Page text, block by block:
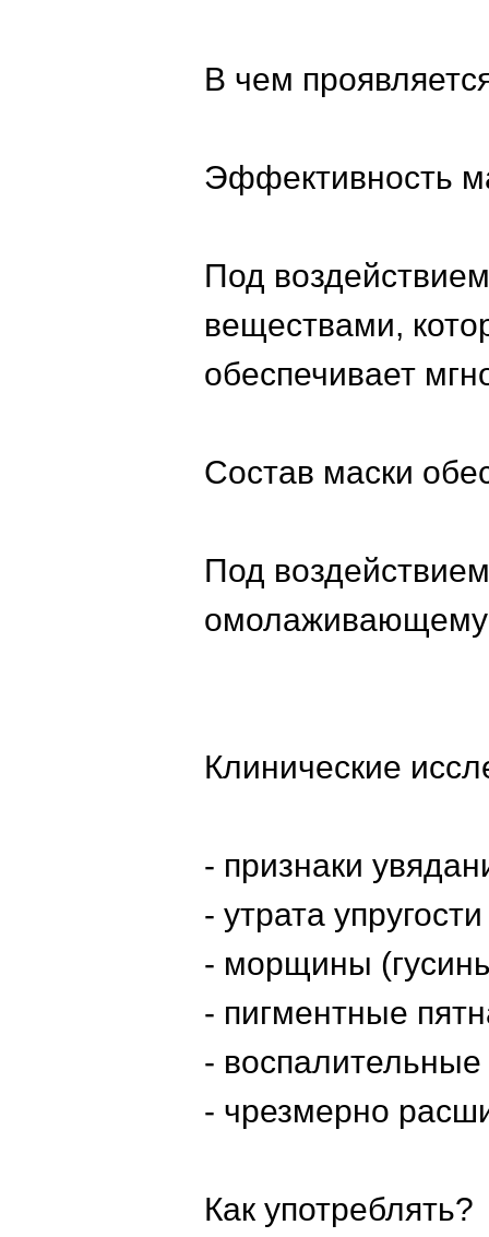
В чем
Эффективность
Под
веществами,
обеспечивает
Состав маски
Под
Клинические
- признаки
- утрата
- морщины
- пигментные
-
- чрезмерно
Как употреблять?